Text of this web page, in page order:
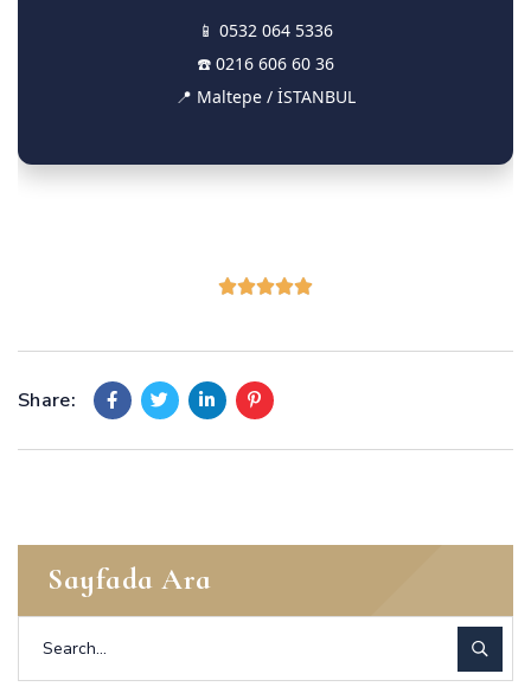
📱 0532 064 5336
☎️ 0216 606 60 36
📍 Maltepe / İSTANBUL
Share:
Sayfada Ara